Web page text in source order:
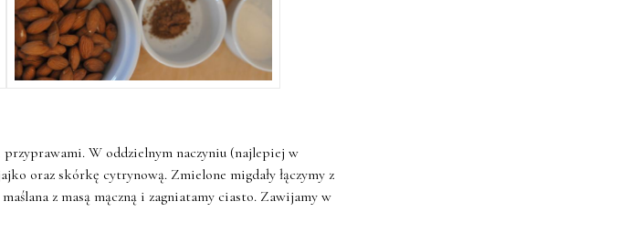
W oddzielnym naczyniu (najlepiej w
oraz skórkę cytrynową. Zmielone migdały łączymy z
z masą mączną i zagniatamy ciasto. Zawijamy w